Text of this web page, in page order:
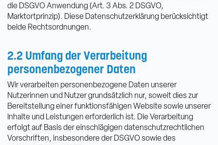
die DSGVO Anwendung (Art. 3 Abs. 2 DSGVO,
Marktortprinzip). Diese Datenschutzerklärung berücksichtigt
beide Rechtsordnungen.
2.2 Umfang der Verarbeitung
personenbezogener Daten
Wir verarbeiten personenbezogene Daten unserer
Nutzerinnen und Nutzer grundsätzlich nur, soweit dies zur
Bereitstellung einer funktionsfähigen Website sowie unserer
Inhalte und Leistungen erforderlich ist. Die Verarbeitung
erfolgt auf Basis der einschlägigen datenschutzrechtlichen
Vorschriften, insbesondere der DSGVO sowie des